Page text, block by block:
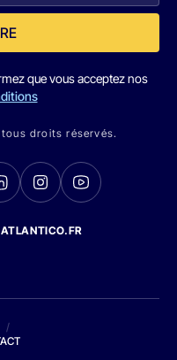
que vous acceptez nos
droits réservés.
/